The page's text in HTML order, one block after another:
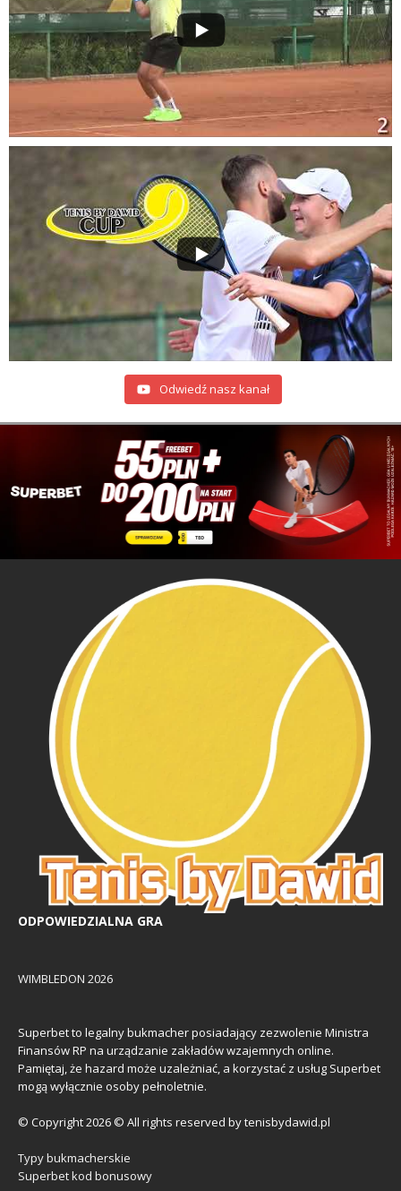
Odwiedź nasz kanał
ODPOWIEDZIALNA GRA
WIMBLEDON 2026
Superbet to legalny bukmacher posiadający zezwolenie Ministra
Finansów RP na urządzanie zakładów wzajemnych online.
Pamiętaj, że hazard może uzależniać, a korzystać z usług Superbet
mogą wyłącznie osoby pełnoletnie.
© Copyright 2026 © All rights reserved by tenisbydawid.pl
Typy bukmacherskie
Superbet kod bonusowy